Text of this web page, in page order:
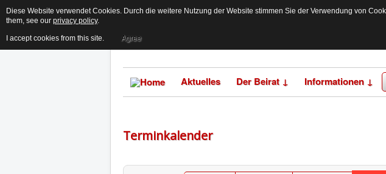
Aktuelles Der Beirat ↓ Informationen ↓
Terminkalender
Diese Website verwendet Cookies. Durch die weitere Nutzung der Website stimmen Sie der Verwendung von
them, see our privacy policy.
I accept cookies from this site. Agree